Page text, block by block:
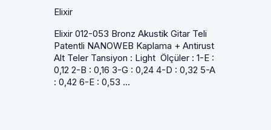
Elixir
Elixir 012-053 Bronz Akustik Gitar Teli
Patentli NANOWEB Kaplama + Antirust
Alt Teler Tansiyon : Light Ölçüler : 1-E :
0,12 2-B : 0,16 3-G : 0,24 4-D : 0,32 5-A
: 0,42 6-E : 0,53 ...